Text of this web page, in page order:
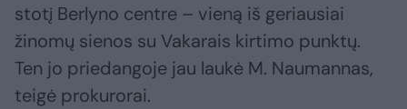
stotį Berlyno centre – vieną iš geriausiai
žinomų sienos su Vakarais kirtimo punktų.
Ten jo priedangoje jau laukė M. Naumannas,
teigė prokurorai.